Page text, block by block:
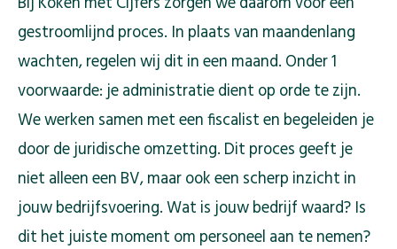
gestroomlijnd proces. In plaats van maandenlang
wachten, regelen wij dit in een maand. Onder 1
voorwaarde: je administratie dient op orde te zijn.
We werken samen met een fiscalist en begeleiden je
door de juridische omzetting. Dit proces geeft je
niet alleen een BV, maar ook een scherp inzicht in
jouw bedrijfsvoering. Wat is jouw bedrijf waard? Is
dit het juiste moment om personeel aan te nemen?